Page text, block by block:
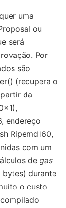
uma
ou
será
Por
são
(recupera o
da
endereço
Ripemd160,
com um
de gas
bytes) durante
o custo